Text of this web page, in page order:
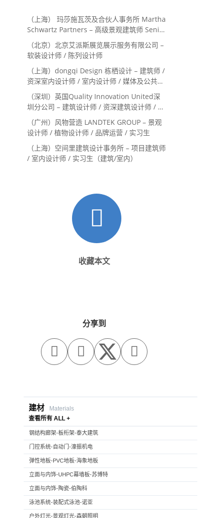
（上海） 玛莎施瓦茨及合伙人事务所 Martha
Schwartz Partners – 高级景观建筑师 Senior
Landscape Designer / 景观建筑师
Landscape Designer
（北京）北京艾派斯展览展示服务有限公司 –
软装设计师 / 陈列设计师
（上海）dongqi Design 栋栖设计 – 建筑师 /
资深室内设计师 / 室内设计师 / 媒体及公共关
系主管 / 设计实习生（常年招聘）
（深圳）英国Quality Innovation United深
圳分公司 – 建筑设计师 / 资深建筑设计师 / 室
内设计师 / 设计实习生
（广州）风物营造 LANDTEK GROUP – 景观
设计师 / 植物设计师 / 品牌运营 / 实习生
（上海）空间里建筑设计事务所 – 项目建筑师
/ 室内设计师 / 实习生（建筑/室内）
收藏本文
分享到
  
建材
Materials
查看所有 ALL +
钢结构廊架-板桁架-泰大建筑
门控系统-自动门-濠振机电
弹性地板-PVC地板-海象地板
立面与内饰-UHPC幕墙板-苏博特
立面与内饰-陶瓷-伯陶科
泳池系统-装配式泳池-诺亚
户外灯光-景观灯光-森朝照明